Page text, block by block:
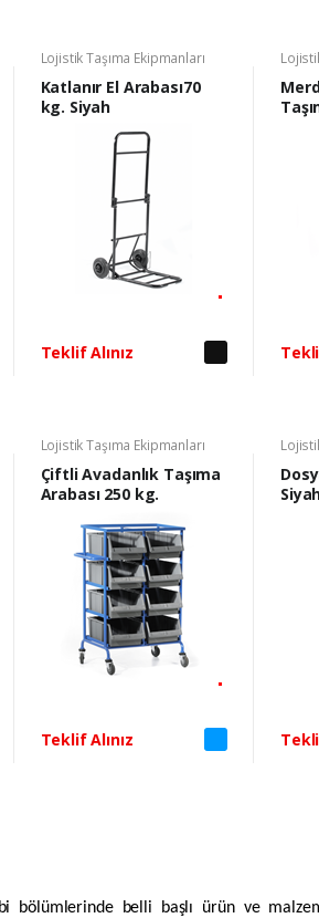
Lojistik Taşıma Ekipmanları
Katlanır El Arabası70
kg. Siyah
Teklif Alınız
Lojistik Taşıma Ekipmanları
Çiftli Avadanlık Taşıma
Arabası 250 kg.
Teklif Alınız
bölümlerinde belli başlı ürün ve